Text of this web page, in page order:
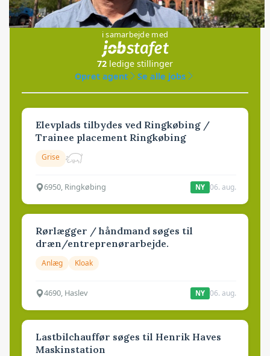
Jobs
i samarbejde med
72 ledige stillinger
Opret agent
Se alle jobs
Elevplads tilbydes ved Ringkøbing /
Trainee placement Ringkøbing
Grise
6950, Ringkøbing NY 06. aug.
Rørlægger / håndmand søges til
dræn/entreprenørarbejde.
Anlæg Kloak
4690, Haslev NY 06. aug.
Lastbilchauffør søges til Henrik Haves
Maskinstation